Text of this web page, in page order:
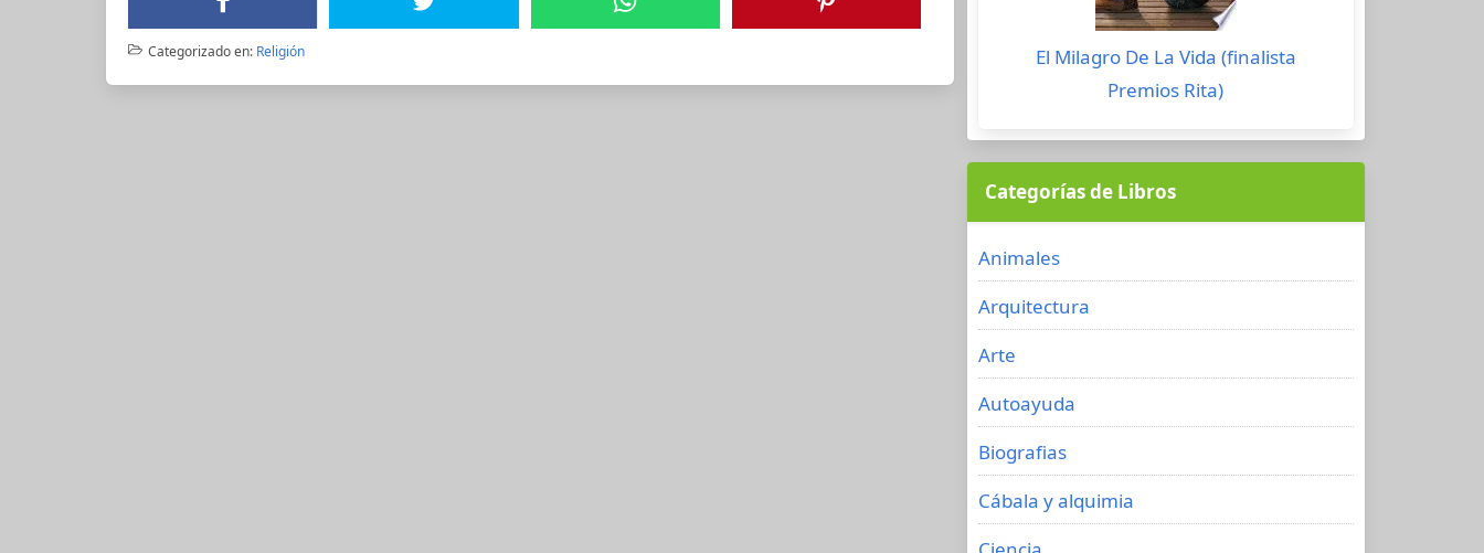
Categorizado en: Religión
El Milagro De La Vida (finalista
Premios Rita)
Categorías de Libros
Animales
Arquitectura
Arte
Autoayuda
Biografias
Cábala y alquimia